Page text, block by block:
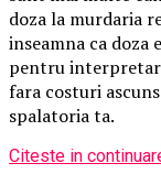
doza la murdaria
inseamna ca
pentru
fara costuri
spalatoria ta.
Citeste in